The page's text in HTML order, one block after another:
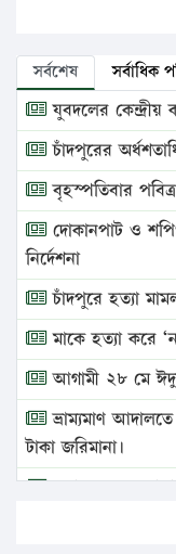
সর্বশেষ সর্বাধিক
যুবদলের কেন্দ্রীয়
চাঁদপুরের
বৃহস্পতিবার
দোকানপাট ও
নির্দেশনা
চাঁদপুরে হত্যা
মাকে হত্যা করে
আগামী ২৮ মে
ভ্রাম্যমাণ আদালতে
টাকা জরিমানা।
এবার লঞ্চের